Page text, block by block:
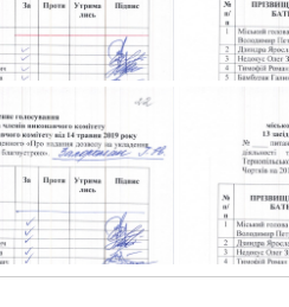
_0021
_0025